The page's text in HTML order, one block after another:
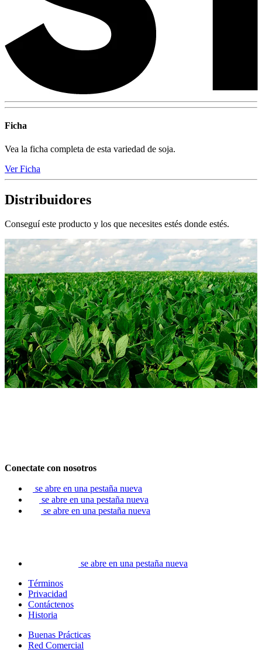
Ficha
Vea la ficha completa de esta variedad de soja.
Ver Ficha
Distribuidores
Conseguí este producto y los que necesites estés donde estés.
Conectate con nosotros
se abre en una pestaña nueva
se abre en una pestaña nueva
se abre en una pestaña nueva
se abre en una pestaña nueva
Términos
Privacidad
Contáctenos
Historia
Buenas Prácticas
Red Comercial